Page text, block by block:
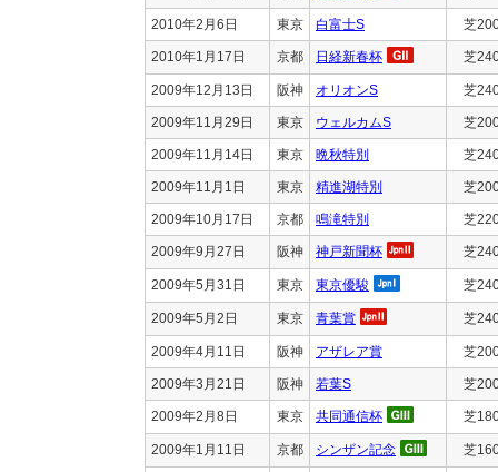
2010年2月6日 東京 白富士S 芝
2010年1月17日 京都 日経新春杯 芝
2009年12月13日 阪神 オリオンS 芝
2009年11月29日 東京 ウェルカムS 芝
2009年11月14日 東京 晩秋特別 芝
2009年11月1日 東京 精進湖特別 芝
2009年10月17日 京都 鳴滝特別 芝
2009年9月27日 阪神 神戸新聞杯 芝
2009年5月31日 東京 東京優駿 芝
2009年5月2日 東京 青葉賞 芝
2009年4月11日 阪神 アザレア賞 芝
2009年3月21日 阪神 若葉S 芝
2009年2月8日 東京 共同通信杯 芝
2009年1月11日 京都 シンザン記念 芝